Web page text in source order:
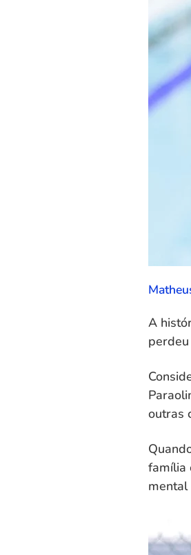
A
outras
família
mental